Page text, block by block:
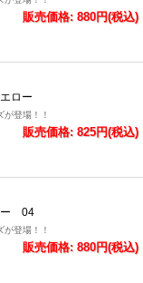
販売価格: 880円(税込)
ロー
が登場！！
販売価格: 825円(税込)
ー 04
が登場！！
販売価格: 880円(税込)